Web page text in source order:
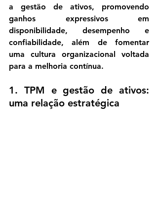
a gestão de ativos, promovendo
ganhos expressivos em
disponibilidade, desempenho e
confiabilidade, além de fomentar
uma cultura organizacional voltada
para a melhoria contínua.
1. TPM e gestão de ativos:
uma relação estratégica